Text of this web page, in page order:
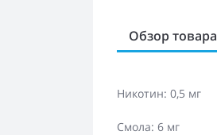
Обзор товара
Никотин: 0,5 мг
Смола: 6 мг